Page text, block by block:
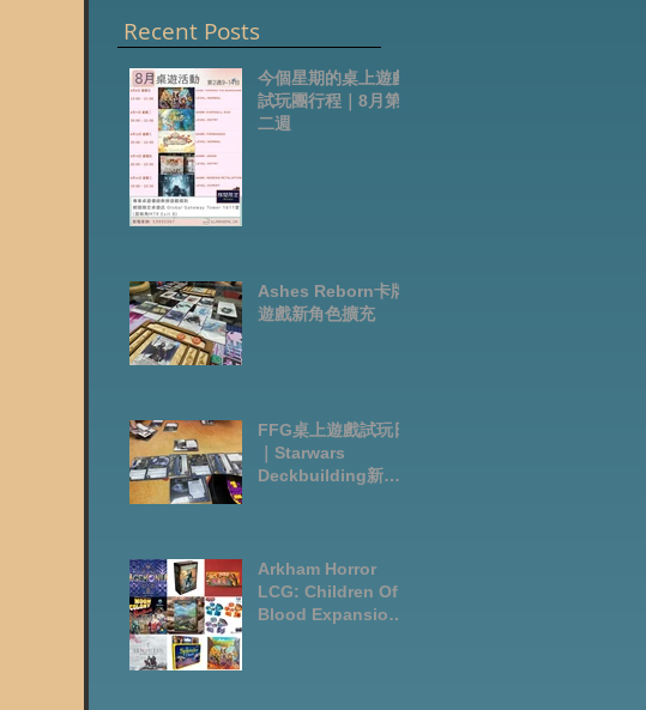
Recent Posts
今個星期的桌上遊戲
試玩團行程｜8月第
二週
Ashes Reborn卡牌
遊戲新角色擴充
FFG桌上遊戲試玩日
｜Starwars
Deckbuilding新擴
deck
Arkham Horror
LCG: Children Of
Blood Expansion